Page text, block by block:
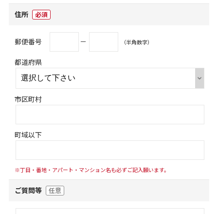
住所 必須
郵便番号 － （半角数字）
都道府県
市区町村
町域以下
※丁目・番地・アパート・マンション名も必ずご記入願います。
ご質問等 任意